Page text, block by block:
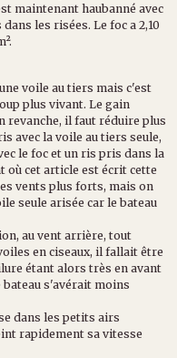
maintenant haubanné avec
les risées. Le foc a 2,10
voile au tiers mais c'est
plus vivant. Le gain
revanche, il faut réduire plus
avec la voile au tiers seule,
le foc et un ris pris dans la
où cet article est écrit cette
vents plus forts, mais on
seule arisée car le bateau
au vent arrière, tout
en ciseaux, il fallait être
étant alors très en avant
s'avérait moins
dans les petits airs
rapidement sa vitesse